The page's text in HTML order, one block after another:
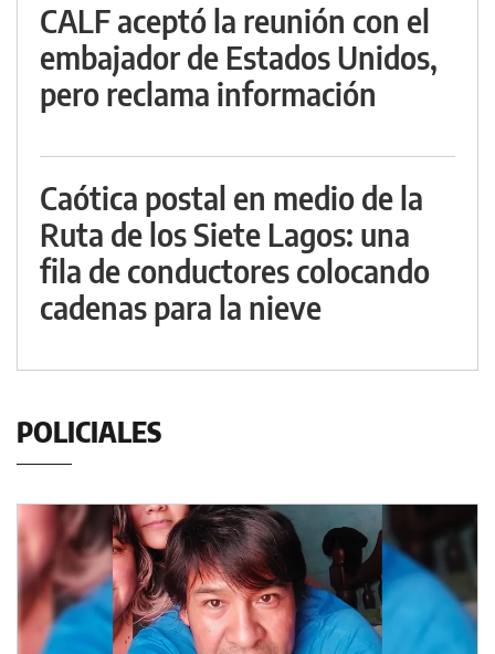
CALF aceptó la reunión con el
embajador de Estados Unidos,
pero reclama información
Caótica postal en medio de la
Ruta de los Siete Lagos: una
fila de conductores colocando
cadenas para la nieve
POLICIALES